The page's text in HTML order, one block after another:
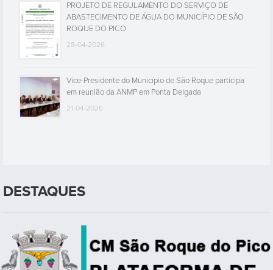
PROJETO DE REGULAMENTO DO SERVIÇO DE
ABASTECIMENTO DE ÁGUA DO MUNICÍPIO DE SÃO
ROQUE DO PICO
28-04-2026
Vice-Presidente do Município de São Roque participa
em reunião da ANMP em Ponta Delgada
21-04-2026
DESTAQUES